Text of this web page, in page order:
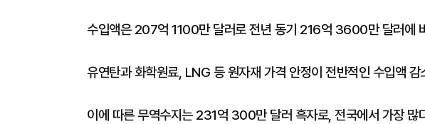
수입액은 207억 1100만 달러로 전년 동기 216억 3600만 달러에
유연탄과 화학원료, LNG 등 원자재 가격 안정이 전반적인 수입액
이에 따른 무역수지는 231억 300만 달러 흑자로, 전국에서 가장 많